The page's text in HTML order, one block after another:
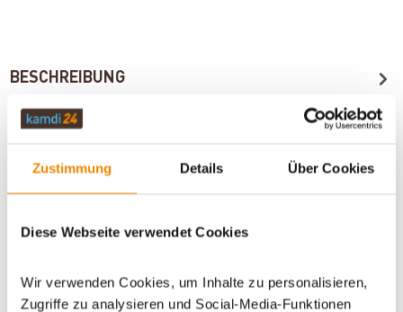
Zustimmung Details Über Cookies
Diese Webseite verwendet Cookies
Wir verwenden Cookies, um Inhalte zu personalisieren,
Zugriffe zu analysieren und Social-Media-Funktionen
BESCHREIBUNG
WICHTIGE INFOS